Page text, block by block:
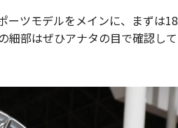
ーツモデルをメインに、まずは18
細部はぜひアナタの目で確認して